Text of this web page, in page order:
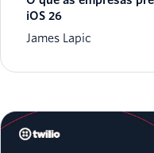
iOS 26
James Lapic